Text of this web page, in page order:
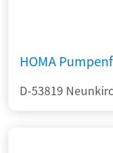
HOMA
D-53819